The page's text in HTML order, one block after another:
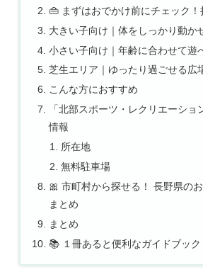
👜 まずはおでかけ前にチェック
大きい子向け｜体をしっかり動か
小さい子向け｜年齢に合わせて遊
芝生エリア｜ゆったり過ごせる広
こんな方におすすめ
「北部スポーツ・レクリエーショ
情報
所在地
無料駐車場
🎀 市町村から探せる！ 長野県の
まとめ
まとめ
📚 １冊あると便利なガイドブック